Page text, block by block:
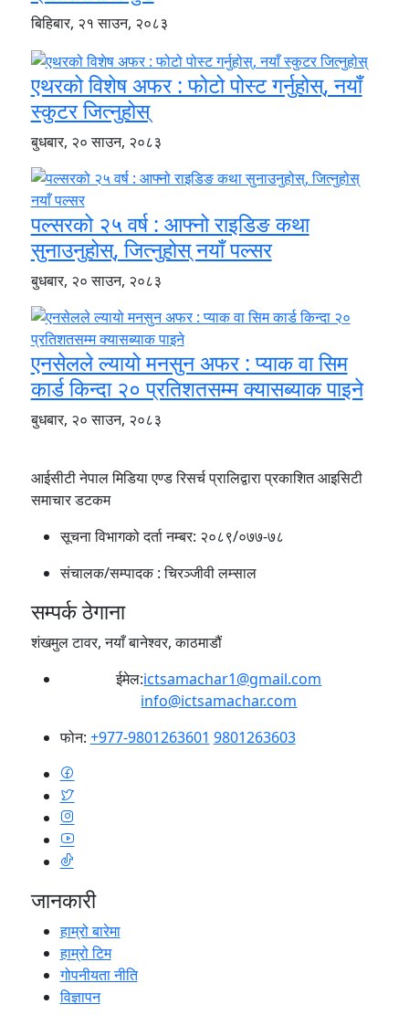
बिहिबार, २१ साउन, २०८३
एथरको विशेष अफर : फोटो पोस्ट गर्नुहोस्, नयाँ
स्कुटर जित्नुहोस्
बुधबार, २० साउन, २०८३
पल्सरको २५ वर्ष : आफ्नो राइडिङ कथा
सुनाउनुहोस्, जित्नुहोस् नयाँ पल्सर
बुधबार, २० साउन, २०८३
एनसेलले ल्यायो मनसुन अफर : प्याक वा सिम
कार्ड किन्दा २० प्रतिशतसम्म क्यासब्याक पाइने
बुधबार, २० साउन, २०८३
आईसीटी नेपाल मिडिया एण्ड रिसर्च प्रालिद्वारा प्रकाशित आइसिटी
समाचार डटकम
सूचना विभागको दर्ता नम्बर: २०८९/०७७-७८
संचालक/सम्पादक :चिरञ्जीवी लम्साल
सम्पर्क ठेगाना
शंखमुल टावर, नयाँ बानेश्वर, काठमाडौं
ईमेल:ictsamachar1@gmail.com
info@ictsamachar.com
फोन: +977-9801263601 9801263603
जानकारी
हाम्रो बारेमा
हाम्रो टिम
गोपनीयता नीति
विज्ञापन